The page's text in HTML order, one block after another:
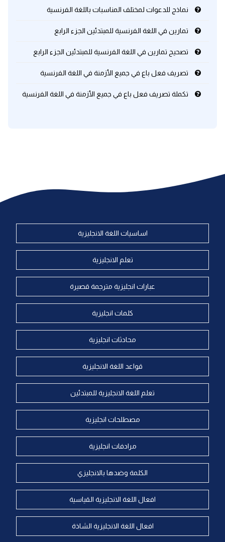
نماذج للدعوات لمختلف المناسبات باللغة الفرنسية
تمارين في اللغة الفرنسية للمبتدئين الجزء الرابع
تصحيح تمارين في اللغة الفرنسية للمبتدئين الجزء الرابع
تصريف فعل باع في جميع الأزمنة في اللغة الفرنسية
تكملة تصريف فعل باع في جميع الأزمنة في اللغة الفرنسية
اساسيات اللغة الانجليزية
تعلم الانجليزية
عبارات انجليزية مترجمة قصيرة
كلمات انجليزية
محادثات انجليزية
قواعد اللغة الانجليزية
تعلم اللغة الانجليزية للمبتدئين
مصطلحات انجليزية
مرادفات انجليزية
الكلمة وضدها بالانجليزي
افعال اللغة الانجليزية القياسية
افعال اللغة الانجليزية الشاذة